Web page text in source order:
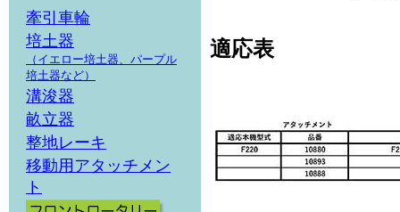
牽引車輪
培土器
（イエロー培土器、パープル
培土器など）
溝浚器
畝立器
整地レーキ
移動用アタッチメン
ト
適応表